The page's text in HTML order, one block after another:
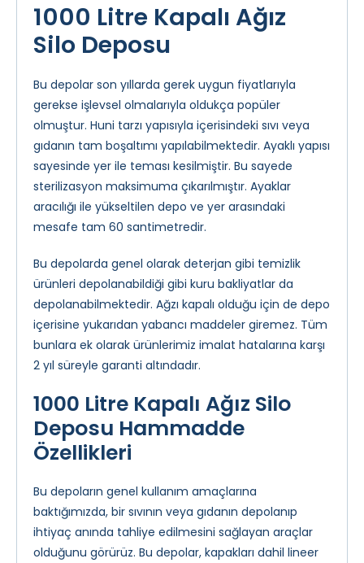
1000 Litre Kapalı Ağız
Silo Deposu
Bu depolar son yıllarda gerek uygun fiyatlarıyla
gerekse işlevsel olmalarıyla oldukça popüler
olmuştur. Huni tarzı yapısıyla içerisindeki sıvı veya
gıdanın tam boşaltımı yapılabilmektedir. Ayaklı yapısı
sayesinde yer ile teması kesilmiştir. Bu sayede
sterilizasyon maksimuma çıkarılmıştır. Ayaklar
aracılığı ile yükseltilen depo ve yer arasındaki
mesafe tam 60 santimetredir.
Bu depolarda genel olarak deterjan gibi temizlik
ürünleri depolanabildiği gibi kuru bakliyatlar da
depolanabilmektedir. Ağzı kapalı olduğu için de depo
içerisine yukarıdan yabancı maddeler giremez. Tüm
bunlara ek olarak ürünlerimiz imalat hatalarına karşı
2 yıl süreyle garanti altındadır.
1000 Litre Kapalı Ağız Silo
Deposu Hammadde
Özellikleri
Bu depoların genel kullanım amaçlarına
baktığımızda, bir sıvının veya gıdanın depolanıp
ihtiyaç anında tahliye edilmesini sağlayan araçlar
olduğunu görürüz. Bu depolar, kapakları dahil lineer